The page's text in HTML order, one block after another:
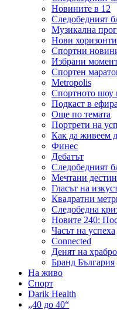
Новините в 12
Следобедният
Музикална
Нови
Спортни
Избрани
Спортен
Metropolis
Спортното шоу
Подкаст в ефира
Още по темата
Портрети на
Как да живеем
Финес
Дебатът
Следобедният
Мечтани
Гласът на
Квадратни
Следобедна
Новите 240:
Часът на успеха
Connected
Денят на
Бранд България
На живо
Спорт
Darik Health
„40 до 40“